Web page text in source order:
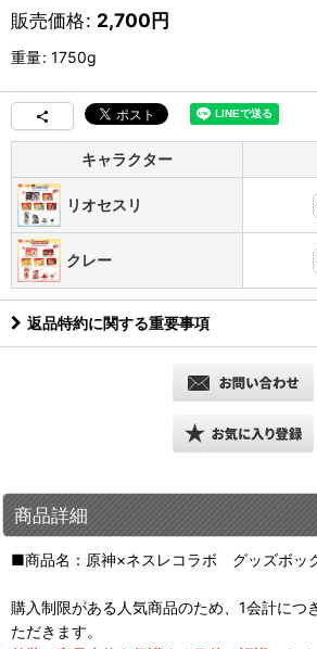
販売価格: 2,700円
重量: 1750g
キャラクター
リオセスリ
クレー
返品特約に関する重要事項
商品詳細
■商品名：原神×ネスレコラボ グッズボッ
購入制限がある人気商品のため、1会計につ
ただきます。